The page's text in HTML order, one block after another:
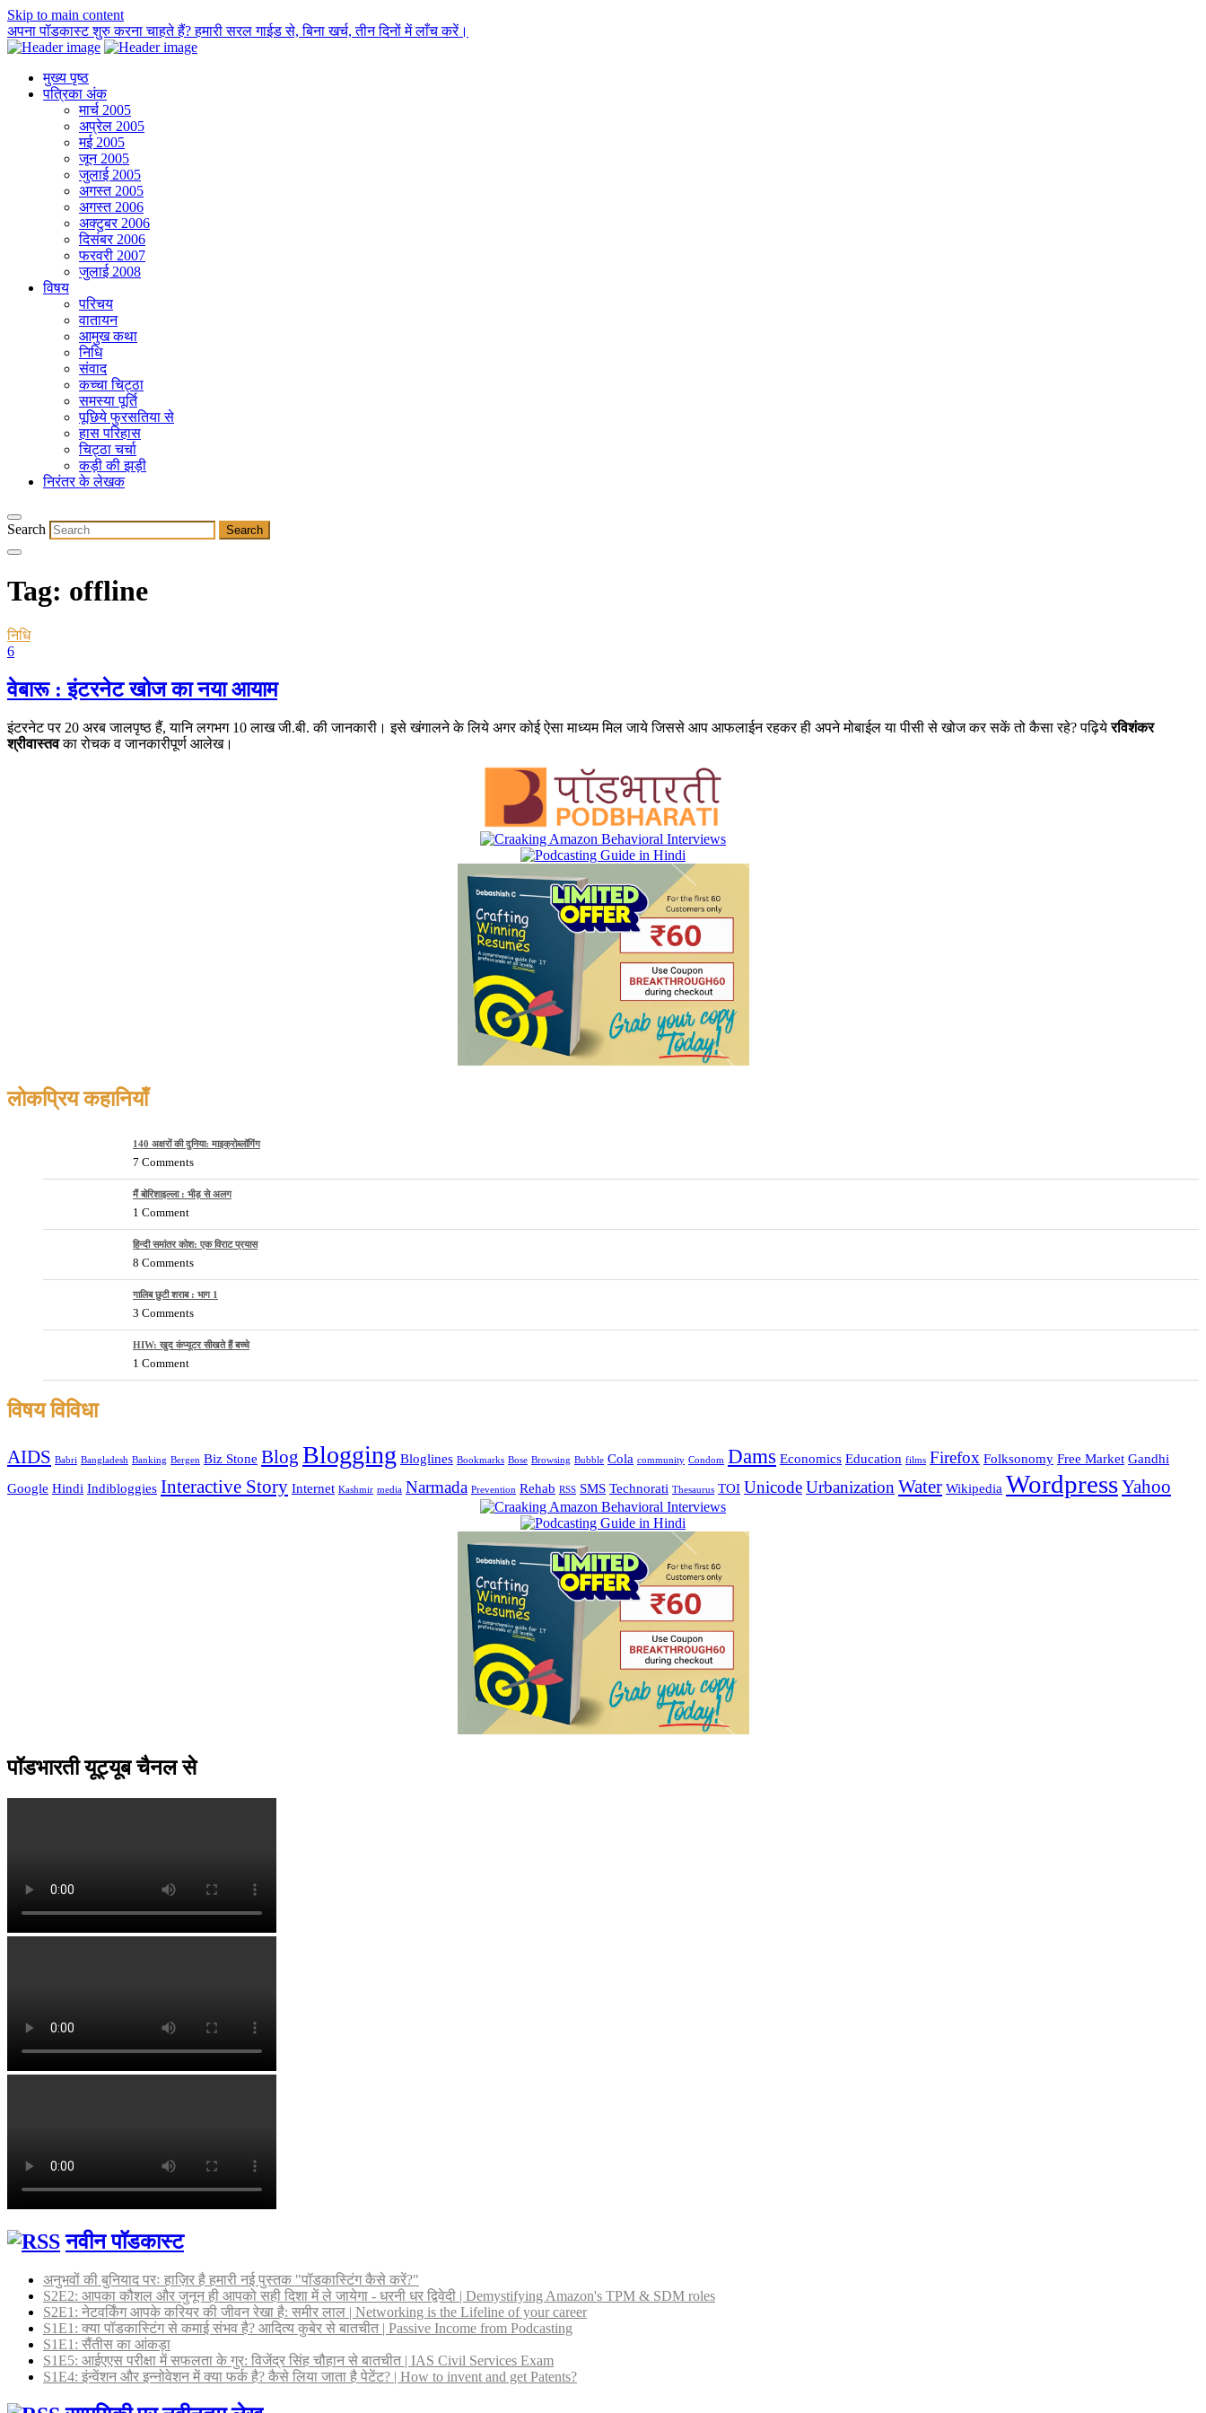
Skip to main content
अपना पॉडकास्ट शुरु करना चाहते हैं? हमारी सरल गाईड से, बिना खर्च, तीन दिनों में लाँच करें।
मुख्य पृष्ठ
पत्रिका अंक
मार्च 2005
अप्रेल 2005
मई 2005
जून 2005
जुलाई 2005
अगस्त 2005
अगस्त 2006
अक्टुबर 2006
दिसंबर 2006
फरवरी 2007
जुलाई 2008
विषय
परिचय
वातायन
आमुख कथा
निधि
संवाद
कच्चा चिट्ठा
समस्या पूर्ति
पूछिये फुरसतिया से
हास परिहास
चिट्ठा चर्चा
कड़ी की झड़ी
निरंतर के लेखक
Search
Tag: offline
निधि
6
वेबारू : इंटरनेट खोज का नया आयाम
इंटरनेट पर 20 अरब जालपृष्ठ हैं, यानि लगभग 10 लाख जी.बी. की जानकारी। इसे खंगालने के लिये अगर कोई ऐसा माध्यम मिल जाये जिससे आप आफलाईन रहकर ही अपने मोबाईल या पीसी से खोज कर सकें तो कैसा रहे? पढ़ियेरविशंकर
श्रीवास्तवका रोचक व जानकारीपूर्ण आलेख।
लोकप्रिय कहानियाँ
140 अक्षरों की दुनिया: माइक्रोब्लॉगिंग
7 Comments
मैं बोरिशाइल्ला : भीड़ से अलग
1 Comment
हिन्दी समांतर कोश: एक विराट प्रयास
8 Comments
गालिब छुटी शराब : भाग 1
3 Comments
HIW: खुद कंप्यूटर सीखते हैं बच्चे
1 Comment
विषय विविधा
AIDS Babri Bangladesh Banking Bergen Biz Stone Blog Blogging Bloglines Bookmarks Bose Browsing Bubble Cola community Condom Dams Economics Education films Firefox Folksonomy Free Market Gandhi
Google Hindi Indibloggies Interactive Story Internet Kashmir media Narmada Prevention Rehab RSS SMS Technorati Thesaurus TOI UnicodeUrbanization Water Wikipedia WordpressYahoo
पॉडभारती यूट्यूब चैनल से
नवीन पॉडकास्ट
अनुभवों की बुनियाद परः हाज़िर है हमारी नई पुस्तक "पॉडकास्टिंग कैसे करें?"
S2E2: आपका कौशल और जुनून ही आपको सही दिशा में ले जायेगा - धरनी धर द्विवेदी | Demystifying Amazon's TPM & SDM roles
S2E1: नेटवर्किंग आपके करियर की जीवन रेखा है: समीर लाल | Networking is the Lifeline of your career
S1E1: क्या पॉडकास्टिंग से कमाई संभव है? आदित्य कुबेर से बातचीत | Passive Income from Podcasting
S1E1: सैंतीस का आंकड़ा
S1E5: आईएएस परीक्षा में सफलता के गुर: विजेंद्र सिंह चौहान से बातचीत | IAS Civil Services Exam
S1E4: इंन्वेंशन और इन्नोवेशन में क्या फर्क है? कैसे लिया जाता है पेटेंट? | How to invent and get Patents?